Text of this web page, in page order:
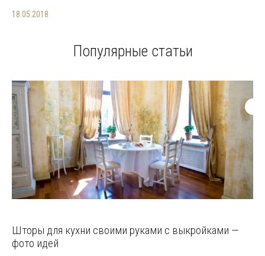
18.05.2018
Популярные статьи
Шторы для кухни своими руками с выкройками —
фото идей